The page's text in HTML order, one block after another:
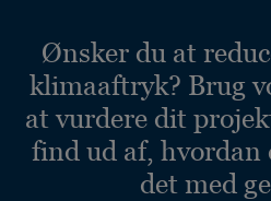
Ønsker du at
klimaaftryk? Brug
at vurdere dit
find ud af, hvordan
det med